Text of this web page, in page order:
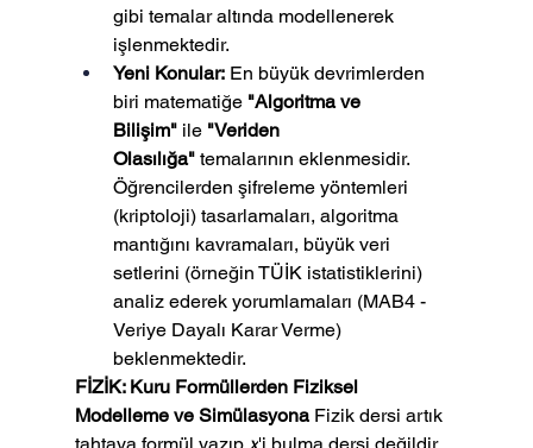
gibi temalar altında modellenerek
işlenmektedir.
Yeni Konular: En büyük devrimlerden
biri matematiğe "Algoritma ve
Bilişim" ile "Veriden
Olasılığa" temalarının eklenmesidir.
Öğrencilerden şifreleme yöntemleri
(kriptoloji) tasarlamaları, algoritma
mantığını kavramaları, büyük veri
setlerini (örneğin TÜİK istatistiklerini)
analiz ederek yorumlamaları (MAB4 -
Veriye Dayalı Karar Verme)
beklenmektedir.
FİZİK: Kuru Formüllerden Fiziksel
Modelleme ve Simülasyona Fizik dersi artık